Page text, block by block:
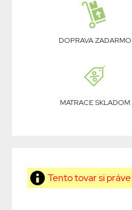
DOPRAVA ZADARMO
MATRACE SKLADOM
Tento tovar si